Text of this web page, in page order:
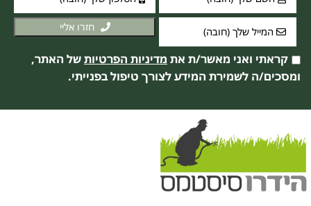
חזרו אליי
קראתי ואני מאשר/ת את מדיניות הפרטיות של האתר,
ומסכים/ה לשמירת המידע לצורך טיפול בפנייתי.